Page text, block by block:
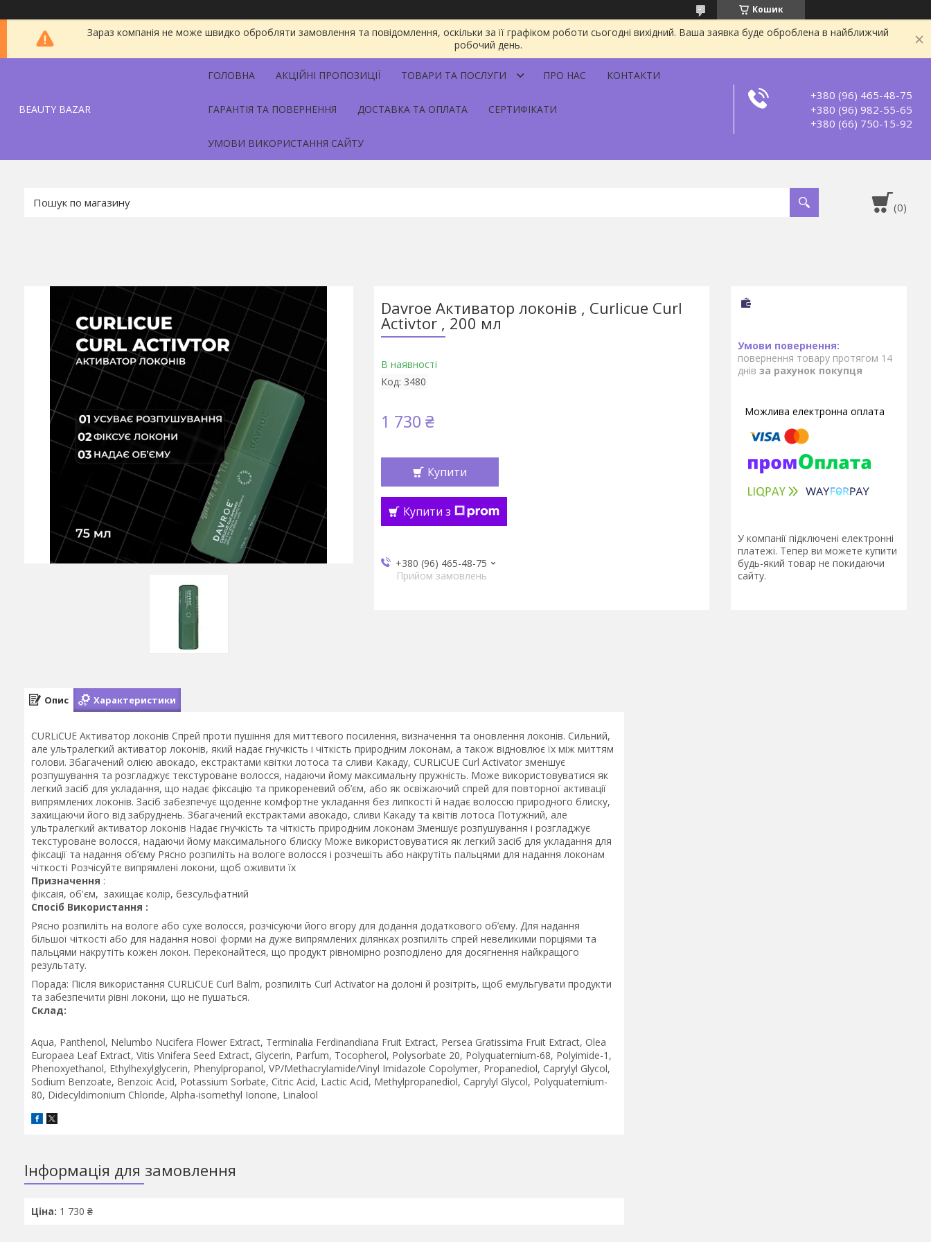
Кошик
Зараз компанія не може швидко обробляти замовлення та повідомлення, оскільки за її графіком роботи сьогодні вихідний. Ваша заявка буде оброблена в найближчий
робочий день.
BEAUTY BAZAR
ГОЛОВНА АКЦІЙНІ ПРОПОЗИЦІЇ ТОВАРИ ТА ПОСЛУГИ ПРО НАС КОНТАКТИ
ГАРАНТІЯ ТА ПОВЕРНЕННЯ ДОСТАВКА ТА ОПЛАТА СЕРТИФІКАТИ
УМОВИ ВИКОРИСТАННЯ САЙТУ
+380 (96) 465-48-75
+380 (96) 982-55-65
+380 (66) 750-15-92
Davroe Активатор локонів , Curlicue Curl
Activtor , 200 мл
В наявності
Код: 3480
1 730 ₴
Купити
Купити з
+380 (96) 465-48-75
Прийом замовлень
повернення товару протягом 14
днів за рахунок покупця
У компанії підключені електронні
платежі. Тепер ви можете купити
будь-який товар не покидаючи
сайту.
Опис Характеристики
CURLiCUE Активатор локонів Спрей проти пушіння для миттєвого посилення, визначення та оновлення локонів. Сильний,
але ультралегкий активатор локонів, який надає гнучкість і чіткість природним локонам, а також відновлює їх між миттям
голови. Збагачений олією авокадо, екстрактами квітки лотоса та сливи Какаду, CURLiCUE Curl Activator зменшує
розпушування та розгладжує текстуроване волосся, надаючи йому максимальну пружність. Може використовуватися як
легкий засіб для укладання, що надає фіксацію та прикореневий об’єм, або як освіжаючий спрей для повторної активації
випрямлених локонів. Засіб забезпечує щоденне комфортне укладання без липкості й надає волоссю природного блиску,
захищаючи його від забруднень. Збагачений екстрактами авокадо, сливи Какаду та квітів лотоса Потужний, але
ультралегкий активатор локонів Надає гнучкість та чіткість природним локонам Зменшує розпушування і розгладжує
текстуроване волосся, надаючи йому максимального блиску Може використовуватися як легкий засіб для укладання для
фіксації та надання об’єму Рясно розпиліть на вологе волосся і розчешіть або накрутіть пальцями для надання локонам
чіткості Розчісуйте випрямлені локони, щоб оживити їх
Призначення :
фіксаія, об'єм, захищає колір, безсульфатний
Спосіб Використання :
Рясно розпиліть на вологе або сухе волосся, розчісуючи його вгору для додання додаткового об’єму. Для надання
більшої чіткості або для надання нової форми на дуже випрямлених ділянках розпиліть спрей невеликими порціями та
пальцями накрутіть кожен локон. Переконайтеся, що продукт рівномірно розподілено для досягнення найкращого
результату.
Порада: Після використання CURLiCUE Curl Balm, розпиліть Curl Activator на долоні й розітріть, щоб емульгувати продукти
та забезпечити рівні локони, що не пушаться.
Склад:
Aqua, Panthenol, Nelumbo Nucifera Flower Extract, Terminalia Ferdinandiana Fruit Extract, Persea Gratissima Fruit Extract, Olea
Europaea Leaf Extract, Vitis Vinifera Seed Extract, Glycerin, Parfum, Tocopherol, Polysorbate 20, Polyquaternium-68, Polyimide-1,
Phenoxyethanol, Ethylhexylglycerin, Phenylpropanol, VP/Methacrylamide/Vinyl Imidazole Copolymer, Propanediol, Caprylyl Glycol,
Sodium Benzoate, Benzoic Acid, Potassium Sorbate, Citric Acid, Lactic Acid, Methylpropanediol, Caprylyl Glycol, Polyquaternium-
80, Didecyldimonium Chloride, Alpha-isomethyl Ionone, Linalool
Інформація для замовлення
Ціна: 1 730 ₴